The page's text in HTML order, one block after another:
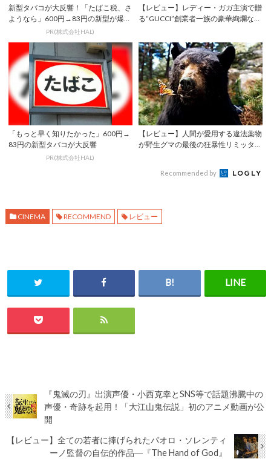
新型タバコが大反響！「たばこ税、さ
ようなら」600円→83円の新型が爆売
PR(株式会社HAL)
【レビュー】レディー・ガガ主演で贈
る“GUCCI”創業者一族の豪華絢爛な転
「もっと早く知りたかった」600円→
83円の新型タバコが大反響
PR(株式会社HAL)
【レビュー】人間が愛用する違法薬物
が野生グマの最後の狂暴性リミッター
Recommended by
CINEMA RECOMMEND レビュー
『鬼滅の刃』出演声優・⼩⻄克幸とSNS等で話題沸騰中の
声優・奇跡を起用！「大江山⻤伝説」初のアニメ動画が公
開
【レビュー】全ての若者に捧げられたパオロ・ソレンティ
ーノ監督の自伝的作品―『The Hand of God』